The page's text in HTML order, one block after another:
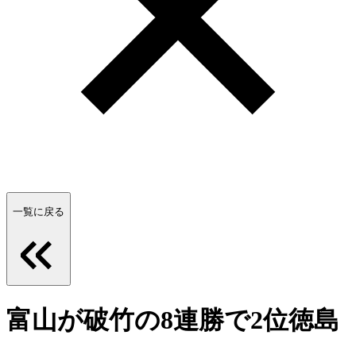
一覧に戻る
富山が破竹の8連勝で2位徳島